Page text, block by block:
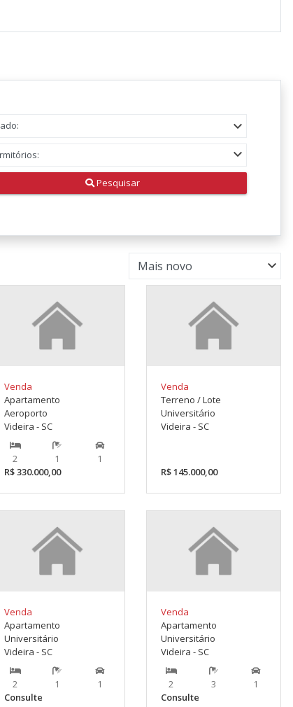
Pesquisar
Venda
Apartamento
Aeroporto
Videira - SC
2 1
1
R$ 330.000,00
Venda
Terreno / Lote
Universitário
Videira - SC
R$ 145.000,00
Venda
Apartamento
Universitário
Videira - SC
2 1
1
Consulte
Venda
Apartamento
Universitário
Videira - SC
2 3
1
Consulte